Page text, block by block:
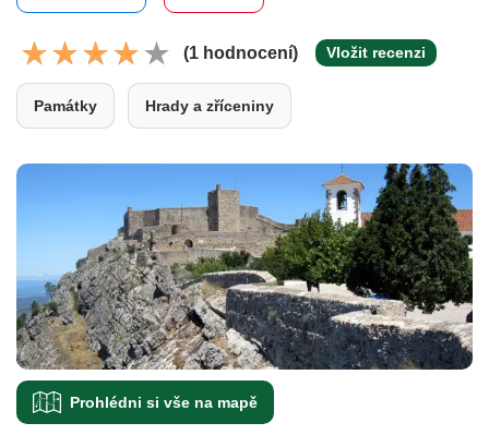
(1 hodnocení) Vložit recenzi
Památky Hrady a zříceniny
Prohlédni si vše na mapě